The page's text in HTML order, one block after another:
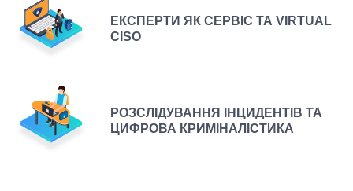
ЕКСПЕРТИ ЯК СЕРВІС ТА VIRTUAL
CISO
РОЗСЛІДУВАННЯ ІНЦИДЕНТІВ ТА
ЦИФРОВА КРИМІНАЛІСТИКА